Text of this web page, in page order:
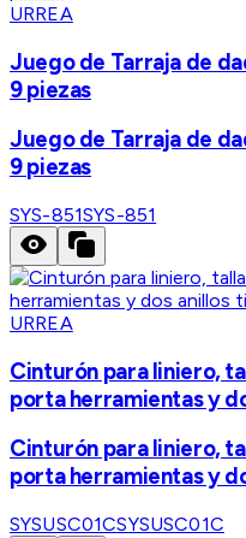
URREA
Juego de Tarraja de
9 piezas
Juego de Tarraja de
9 piezas
SYS-851SYS-851
URREA
Cinturón para liniero,
porta herramientas y
Cinturón para liniero,
porta herramientas y
SYSUSC01CSYSUSC01C